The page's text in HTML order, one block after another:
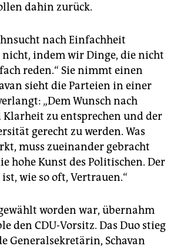
dahin zurück.
nach Einfachheit
indem wir Dinge, die nicht
reden.“ Sie nimmt einen
sieht die Parteien in einer
„Dem Wunsch nach
zu entsprechen und der
gerecht zu werden. Was
muss zueinander gebracht
hohe Kunst des Politischen. Der
wie so oft, Vertrauen.“
worden war, übernahm
den CDU-Vorsitz. Das Duo stieg
Generalsekretärin, Schavan